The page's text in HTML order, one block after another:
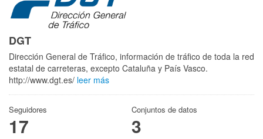
DGT
Dirección General de Tráfico, información de tráfico de toda la red
estatal de carreteras, excepto Cataluña y País Vasco.
http://www.dgt.es/ leer más
Seguidores
17
Conjuntos de datos
3